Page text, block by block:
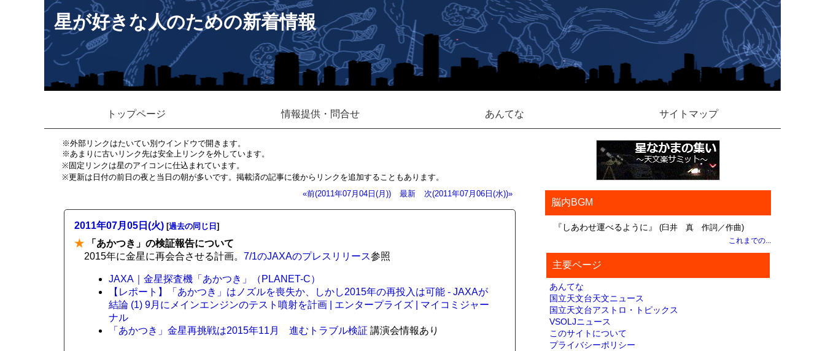
星が好きな人のための新着情報
トップページ 情報提供・問合せ あんてな サイトマップ
※外部リンクはたいてい別ウインドウで開きます。
※あまりに古いリンク先は安全上リンクを外しています。
※固定リンクは星のアイコンに仕込まれています。
※更新は日付の前日の夜と当日の朝が多いです。掲載済の記事に後からリンクを追加することもあります。
«前(2011年07月04日(月))
最新 次(2011年07月06日(水))»
2011年07月05日(火) [過去の同じ日 ]
★ 「あかつき」の検証報告について
2015年に金星に再会合させる計画。 7/1のJAXAのプレスリリース参照
JAXA｜金星探査機「あかつき」（PLANET-C）
【レポート】「あかつき」はノズルを喪失か、しかし2015年の再投入は可能 - JAXAが
結論 (1) 9月にメインエンジンのテスト噴射を計画 | エンタープライズ | マイコミジャー
ナル
「あかつき」金星再挑戦は2015年11月 進むトラブル検証 講演会情報あり
脳内BGM
『しあわせ運べるように』 (臼井 真 作詞／作曲)
これまでの...
主要ページ
あんてな
国立天文台天文ニュース
国立天文台アストロ・トピックス
VSOLJニュース
このサイトについて
プライバシーポリシー